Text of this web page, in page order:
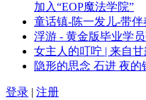
加入“EOP魔法学院”
童话镇-陈一发儿-带伴
浮游 - 黄金版毕业学
女主人的叮咛 | 来自
隐形的思念 石进 夜的
登录 | 注册